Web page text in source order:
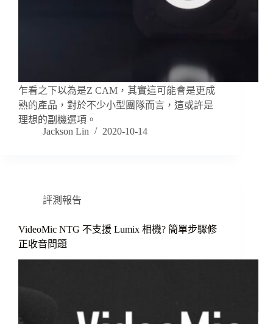
乍看之下以為是Z CAM，其實這可能會是更成
熟的產品，對於不少小型團隊而言，這或許是
理想的副機選項。
Jackson Lin
2020-10-14
評測報告
VideoMic NTG 不支援 Lumix 相機? 簡單步驟修
正收音問題